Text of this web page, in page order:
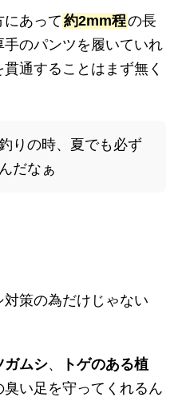
あって 約2mm程の長
のパンツを履いていれ
通することはまず無く
りの時、夏でも必ず
だなぁ
策の為だけじゃない
ガムシ、
トゲのある植
い足を守ってくれるん